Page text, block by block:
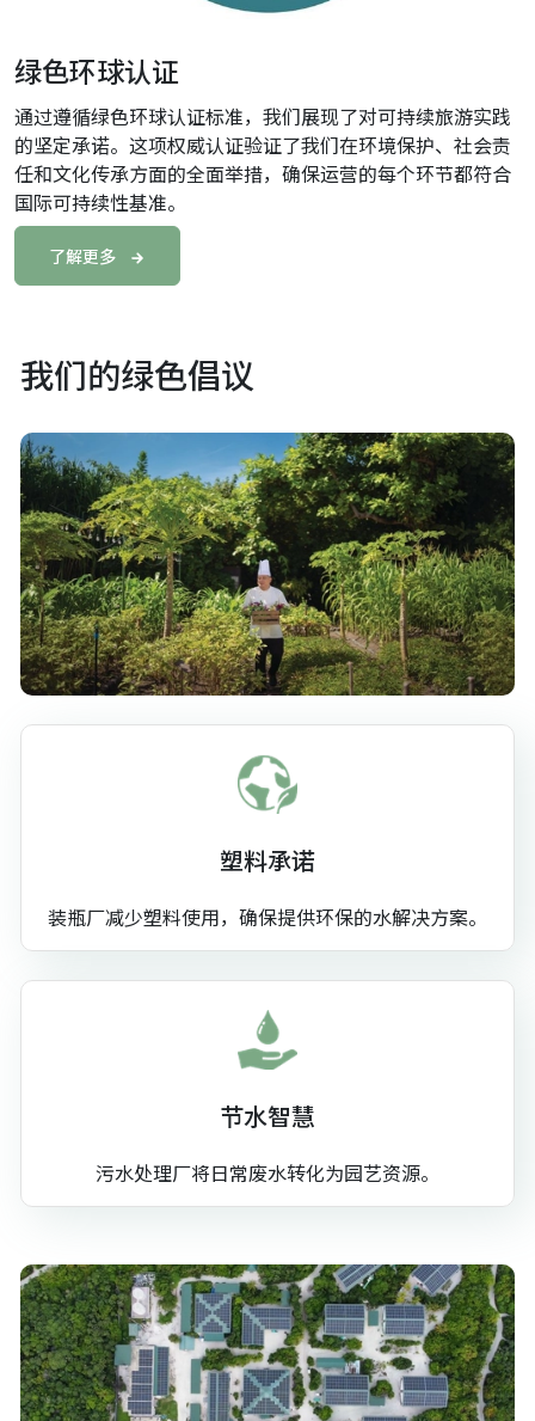
绿色环球认证
通过遵循绿色环球认证标准，我们展现了对可持续旅游实践
的坚定承诺。这项权威认证验证了我们在环境保护、社会责
任和文化传承方面的全面举措，确保运营的每个环节都符合
国际可持续性基准。
了解更多
我们的绿色倡议
塑料承诺
装瓶厂减少塑料使用，确保提供环保的水解决方案。
节水智慧
污水处理厂将日常废水转化为园艺资源。